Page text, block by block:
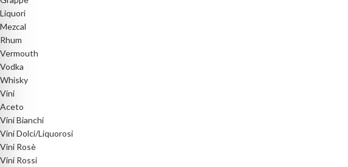
Liquori
Mezcal
Rhum
Vermouth
Vodka
Whisky
Vini
Aceto
Vini Bianchi
Vini Dolci/Liquorosi
Vini Rosè
Vini Rossi